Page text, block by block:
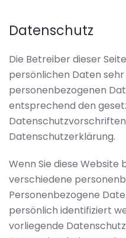
Datenschutz
Die Betreiber dieser
persönlichen Daten
personenbezogenen
entsprechend den
Datenschutzerklärung.
Wenn Sie diese Website
verschiedene
Personenbezogene
persönlich identifiziert
vorliegende